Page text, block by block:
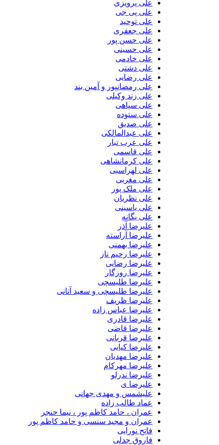
علی پرویزی
علی پی جی
علی توحید
علی جعفری
علی حسن پور
علی حسینی
علی خادمی
علی دشتی
علی رضایی
علی رمضانپور و آمین بند
علی زند وکیلی
علی سپاهی
علی ستوده
علی صدیق
علی عبدالمالکی
علی عرب تبار
علی قاسمی
علی کرمانشاهی
علی لهراسبی
علی مغربی
علی ملک پور
علی نظریان
علی یاسینی
علی یگانه
علیرضا آذر
علیرضا آراسته
علیرضا بهمنی
علیرضا رحیم ناز
علیرضا رضایی
علیرضا روزگار
علیرضا طلیسچی
علیرضا طلیسچی و سعید آتانی
علیرضا ظریف
علیرضا عباس زاده
علیرضا قادری
علیرضا قاضی
علیرضا قربانی
علیرضا کیایی
علیرضا مهدیان
علیرضا مهرکام
علیرضا ندرلو
علیرضا ی
علیشمس و مهدی جهانی
عماد طالب زاده
عمران ، حامد کاظم پور ، نیما حنجر
عمران و مجید سنسی و حامد کاظم پور
فاتح نورایی
فاروق جدلی